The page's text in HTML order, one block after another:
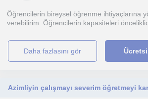
Öğrencilerin bireysel öğrenme ihtiyaçlarına
verebilirim. Öğrencilerin kapasiteleri
daha fazlasını gör